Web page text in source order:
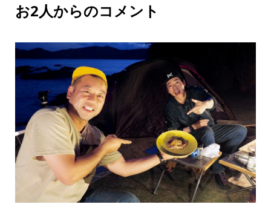
お2人からのコメント